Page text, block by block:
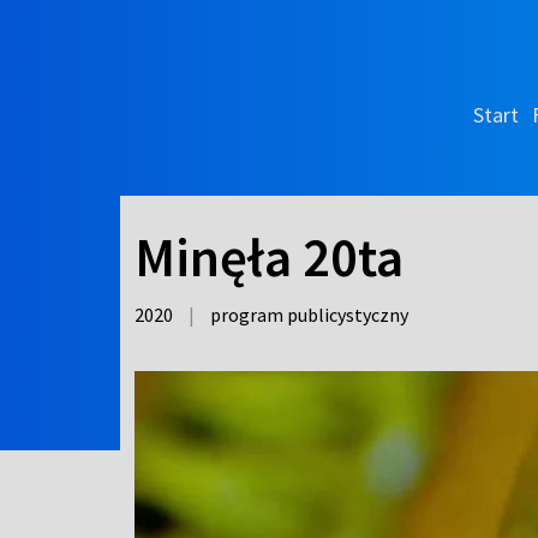
Start
Minęła 20ta
2020 | program publicystyczny